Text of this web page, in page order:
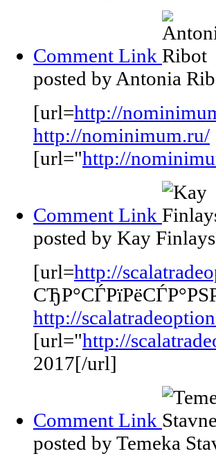
Comment Link
posted by Antonia
[url=http://
http://nominimum.ru/
[url="http://
Comment Link
posted by Kay
[url=http://
http://
[url="http://
2017[/url]
Comment Link
posted by Temeka